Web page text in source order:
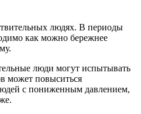
людях. В периоды
как можно бережнее
люди могут испытывать
может повыситься
с пониженным давлением,